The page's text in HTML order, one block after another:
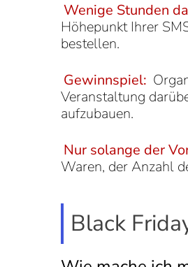
Wenige Stunden
Höhepunkt Ihrer
bestellen.
Gewinnspiel:
Veranstaltung
aufzubauen.
Nur solange der
Waren, der Anzahl
Black